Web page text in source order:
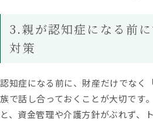
3.親が認知症になる前
対策
認知症になる前に、財産だけでなく
族で話し合っておくことが大切です
と、資金管理や介護方針がぶれず、